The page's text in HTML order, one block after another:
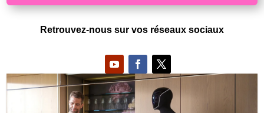
Retrouvez-nous sur vos réseaux sociaux